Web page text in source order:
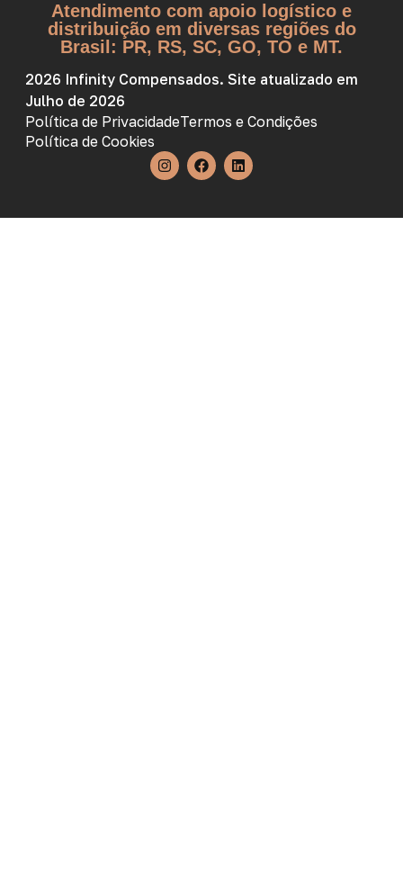
Atendimento com apoio logístico e
distribuição em diversas regiões do
Brasil: PR, RS, SC, GO, TO e MT.
2026 Infinity Compensados. Site atualizado em
Julho de 2026
Política de PrivacidadeTermos e Condições
Política de Cookies